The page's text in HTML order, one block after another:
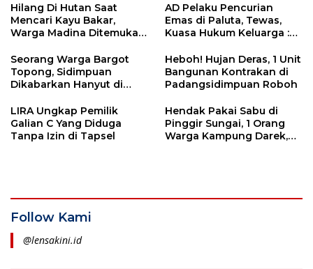
Hilang Di Hutan Saat
Mencari Kayu Bakar,
Warga Madina Ditemukan
AD Pelaku Pencurian
Emas di Paluta, Tewas,
Kuasa Hukum Keluarga :
Sekujur Tubuh
Seorang Warga Bargot
Topong, Sidimpuan
Dikabarkan Hanyut di
Heboh! Hujan Deras, 1 Unit
Bangunan Kontrakan di
Padangsidimpuan Roboh
LIRA Ungkap Pemilik
Galian C Yang Diduga
Tanpa Izin di Tapsel
Hendak Pakai Sabu di
Pinggir Sungai, 1 Orang
Warga Kampung Darek,
Follow Kami
@lensakini.id